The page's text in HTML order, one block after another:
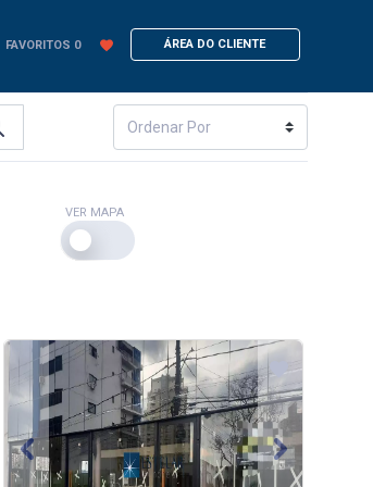
FAVORITOS 0 ÁREA DO CLIENTE
VER MAPA
Previous Next